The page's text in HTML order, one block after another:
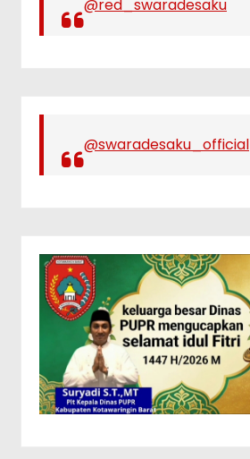
@red_swaradesaku
@swaradesaku_official